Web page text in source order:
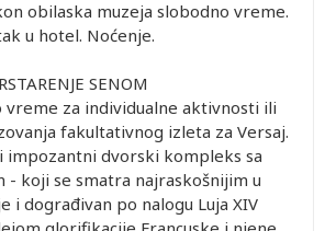
obilaska muzeja slobodno vreme.
u hotel. Noćenje.
SENOM
vreme za individualne aktivnosti ili
fakultativnog izleta za Versaj.
impozantni dvorski kompleks sa
koji se smatra najraskošnijim u
i dograđivan po nalogu Luja XIV